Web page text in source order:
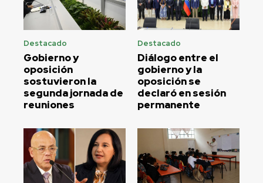
Destacado
Gobierno y
oposición
sostuvieron la
segunda jornada de
reuniones
Destacado
Diálogo entre el
gobierno y la
oposición se
declaró en sesión
permanente